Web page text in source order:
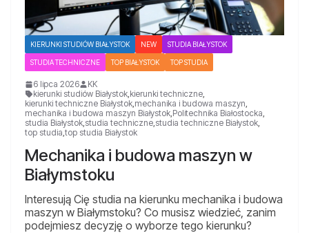
KIERUNKI STUDIÓW BIAŁYSTOK NEW STUDIA BIAŁYSTOK
STUDIA TECHNICZNE TOP BIAŁYSTOK TOP STUDIA
6 lipca 2026
KK
kierunki studiów Białystok kierunki techniczne
kierunki techniczne Białystok mechanika i budowa maszyn
mechanika i budowa maszyn Białystok Politechnika Białostocka
studia Białystok studia techniczne studia techniczne Białystok
top studia top studia Białystok
Mechanika i budowa maszyn w
Białymstoku
Interesują Cię studia na kierunku mechanika i budowa
maszyn w Białymstoku? Co musisz wiedzieć, zanim
podejmiesz decyzję o wyborze tego kierunku?